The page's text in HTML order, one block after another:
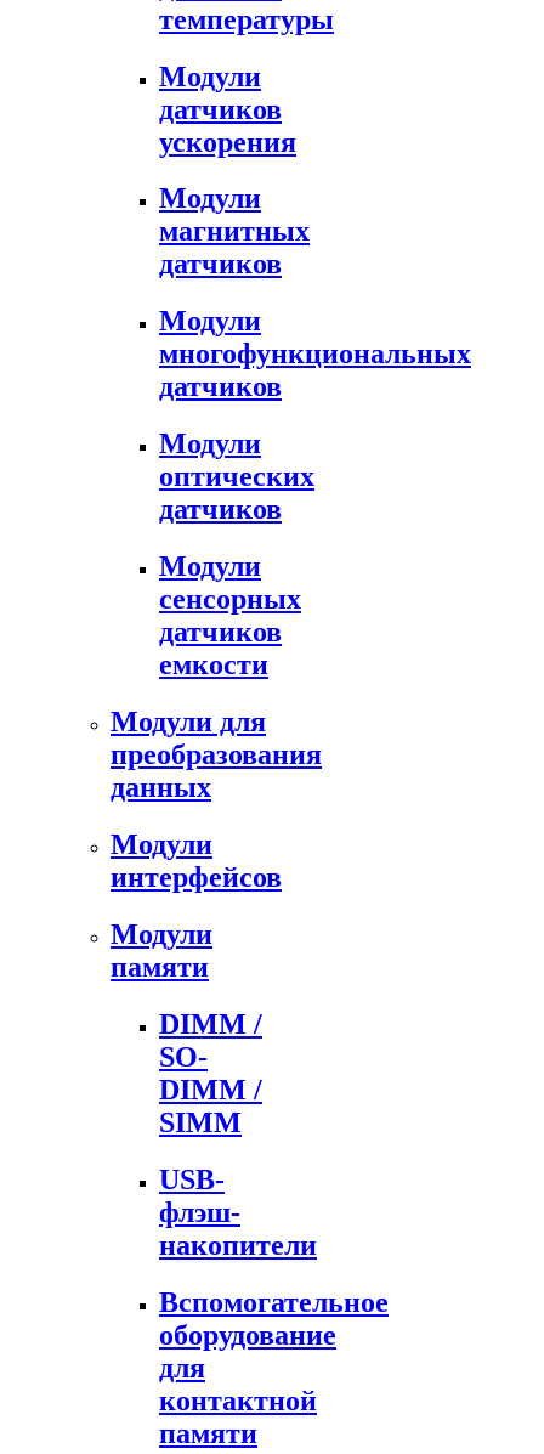
температуры
Модули
датчиков
ускорения
Модули
магнитных
датчиков
Модули
многофункциональных
датчиков
Модули
оптических
датчиков
Модули
сенсорных
датчиков
емкости
Модули для
преобразования
данных
Модули
интерфейсов
Модули
памяти
DIMM /
SO-
DIMM /
SIMM
USB-
флэш-
накопители
Вспомогательное
оборудование
для
контактной
памяти